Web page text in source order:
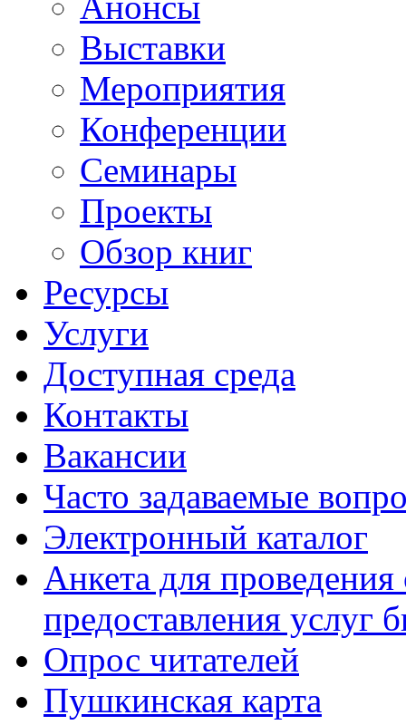
Выставки
Мероприятия
Конференции
Семинары
Проекты
Обзор книг
Ресурсы
Услуги
Доступная среда
Контакты
Вакансии
Часто задаваемые
Электронный каталог
Анкета для проведения
предоставления услуг
Опрос читателей
Пушкинская карта